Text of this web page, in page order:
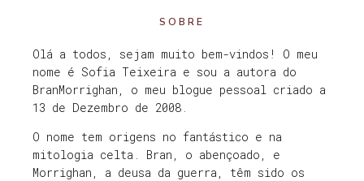
SOBRE
Olá a todos, sejam muito bem-vindos! O meu
nome é Sofia Teixeira e sou a autora do
BranMorrighan, o meu blogue pessoal criado a
13 de Dezembro de 2008.
O nome tem origens no fantástico e na
mitologia celta. Bran, o abençoado, e
Morrighan, a deusa da guerra, têm sido os